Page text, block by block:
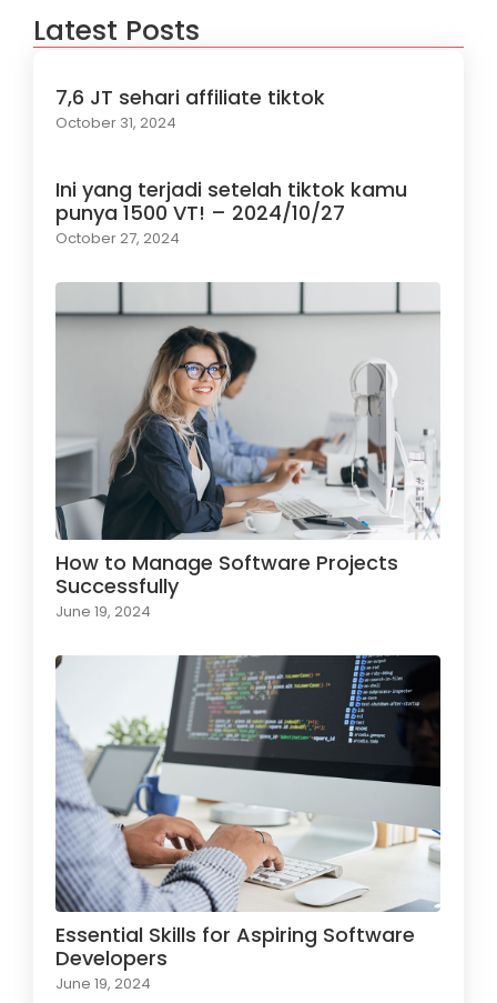
Latest Posts
7,6 JT sehari affiliate tiktok
October 31, 2024
Ini yang terjadi setelah tiktok kamu
punya 1500 VT! – 2024/10/27
October 27, 2024
How to Manage Software Projects
Successfully
June 19, 2024
Essential Skills for Aspiring Software
Developers
June 19, 2024